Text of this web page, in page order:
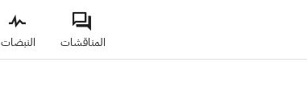
المناقشات النبضات